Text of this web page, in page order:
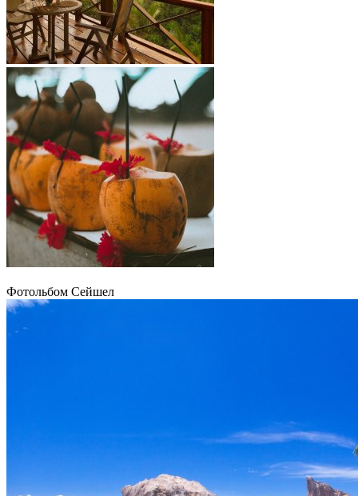
Фотольбом Сейшел